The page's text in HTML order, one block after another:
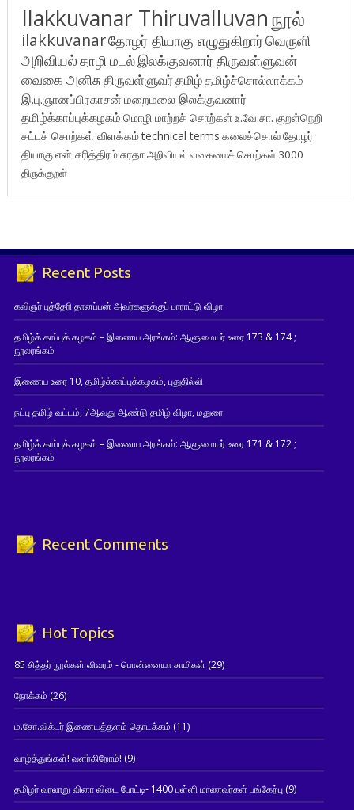
Ilakkuvanar Thiruvalluvanநூல்
ilakkuvanarதோழர் தியாகு எழுதுகிறார்வெருளி
அறிவியல்தாழி மடல்இலக்குவனார் திருவள்ளுவன்
வைகை அனிசுதிருவள்ளுவர்தமிழ்தமிழ்ச்சொல்லாக்கம்
இ.பு.ஞானப்பிரகாசன் மறைமலை இலக்குவனார்
தமிழ்க்காப்புக்கழகம் மொழி மாற்றச் சொற்கள்உ.வே.சா. குறள்நெறி
சட்டச் சொற்கள் விளக்கம்technical terms கலைச்சொல்தோழர்
தியாகுஎன் சரித்திரம்சுரதாஅறிவியல் வகைமைச் சொற்கள் 3000
திருக்குறள்
Recent Posts
கவிஞர் புத்தேரி தானப்பன் அவர்களுக்குப் பாராட்டு விழா
தமிழ்க் காப்புக் கழகம் – இணைய அரங்கம்: ஆளுமையர் உரை 173 & 174 ;
நூலரங்கம்
இணைய உரை 10, தமிழ்க்காப்புக்கழகம், புதுதில்லி
நட்பு தமிழ் வட்டம், 7ஆவது ஆண்டு தமிழ் விழா, மதுரை
தமிழ்க் காப்புக் கழகம் – இணைய அரங்கம்: ஆளுமையர் உரை 171 & 172 ;
நூலரங்கம்
Recent Comments
Hot Topics
85 சித்தர் நூல்கள் விவரம் - பொன்னையா சாமிகள் (29)
நோக்கம் (26)
ம.சோ.விக்டர் இணையத்தளம் தொடக்கம் (11)
வாழ்த்துங்கள்! வளர்கிறோம்! (9)
தமிழர் வரலாறு வினா விடை போட்டி- 1400 பள்ளி மாணவர்கள் பங்கேற்பு(9)